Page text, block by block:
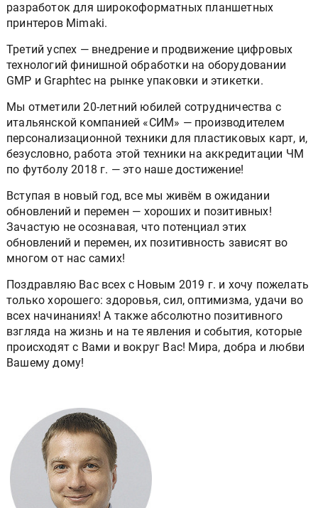
разработок для широкоформатных планшетных
принтеров Mimaki.
Третий успех — внедрение и продвижение цифровых
технологий финишной обработки на оборудовании
GMP и Graphtec на рынке упаковки и этикетки.
Мы отметили 20-летний юбилей сотрудничества с
итальянской компанией «СИМ» — производителем
персонализационной техники для пластиковых карт, и,
безусловно, работа этой техники на аккредитации ЧМ
по футболу 2018 г. — это наше достижение!
Вступая в новый год, все мы живём в ожидании
обновлений и перемен — хороших и позитивных!
Зачастую не осознавая, что потенциал этих
обновлений и перемен, их позитивность зависят во
многом от нас самих!
Поздравляю Вас всех с Новым 2019 г. и хочу пожелать
только хорошего: здоровья, сил, оптимизма, удачи во
всех начинаниях! А также абсолютно позитивного
взгляда на жизнь и на те явления и события, которые
происходят с Вами и вокруг Вас! Мира, добра и любви
Вашему дому!